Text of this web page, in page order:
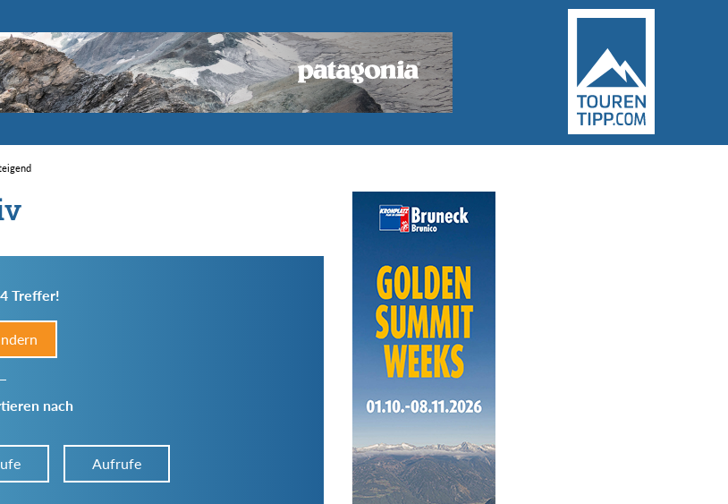
Treffer!
nach
Aufrufe